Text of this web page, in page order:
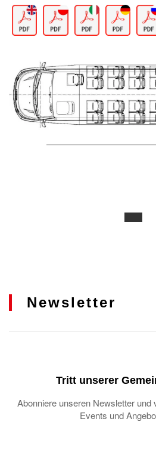
Newsletter
Tritt unserer
Abonniere unseren Newsletter und
Events und